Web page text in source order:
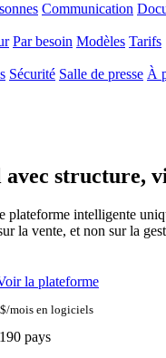
Communication
Par besoin Modèles Tarifs
Sécurité Salle de presse À
avec structure,
intelligente
la vente, et non sur la
la plateforme
$/mois en logiciels
pays